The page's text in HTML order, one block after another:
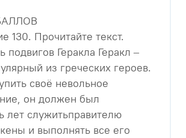
130. Прочитайте текст.
подвигов Геракла Геракл –
из греческих героев.
своё невольное
он должен был
лет служитьправителю
и выполнять все его